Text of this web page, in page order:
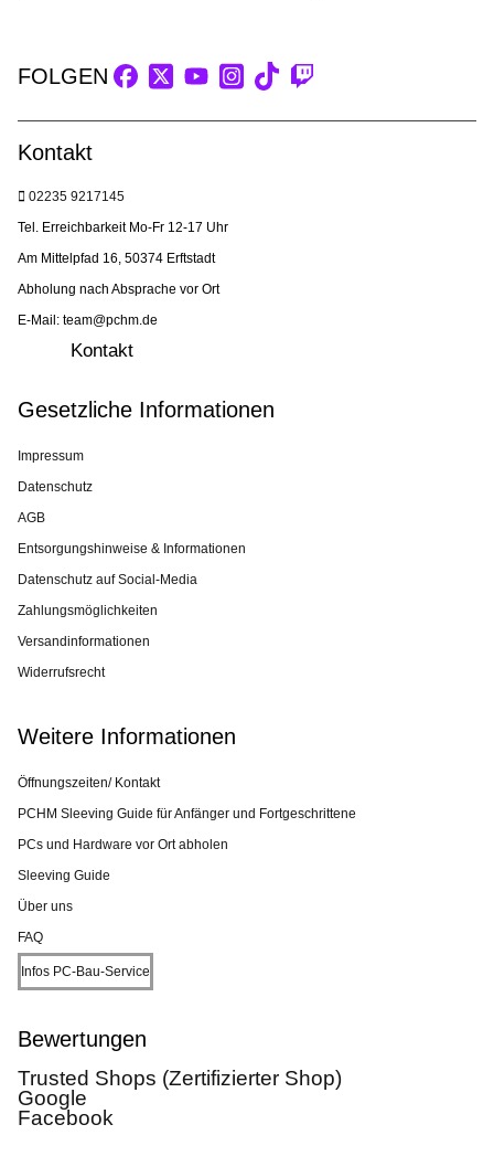
FOLGEN
Kontakt
02235 9217145
Tel. Erreichbarkeit Mo-Fr 12-17 Uhr
Am Mittelpfad 16, 50374 Erftstadt
Abholung nach Absprache vor Ort
E-Mail: team@pchm.de
Kontakt
Gesetzliche Informationen
Impressum
Datenschutz
AGB
Entsorgungshinweise & Informationen
Datenschutz auf Social-Media
Zahlungsmöglichkeiten
Versandinformationen
Widerrufsrecht
Weitere Informationen
Öffnungszeiten/ Kontakt
PCHM Sleeving Guide für Anfänger und Fortgeschrittene
PCs und Hardware vor Ort abholen
Sleeving Guide
Über uns
FAQ
Infos PC-Bau-Service
Bewertungen
Trusted Shops (Zertifizierter Shop)
Google
Facebook